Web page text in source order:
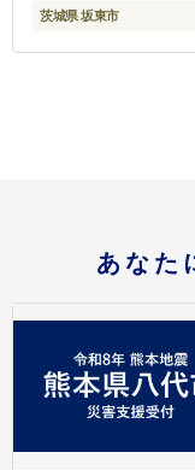
茨城県 坂東市
あなた